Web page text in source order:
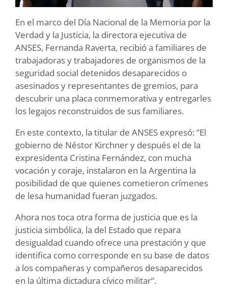
En el marco del Día Nacional de la Memoria por la
Verdad y la Justicia, la directora ejecutiva de
ANSES, Fernanda Raverta, recibió a familiares de
trabajadoras y trabajadores de organismos de la
seguridad social detenidos desaparecidos o
asesinados y representantes de gremios, para
descubrir una placa conmemorativa y entregarles
los legajos reconstruidos de sus familiares.
En este contexto, la titular de ANSES expresó: “El
gobierno de Néstor Kirchner y después el de la
expresidenta Cristina Fernández, con mucha
vocación y coraje, instalaron en la Argentina la
posibilidad de que quienes cometieron crímenes
de lesa humanidad fueran juzgados.
Ahora nos toca otra forma de justicia que es la
justicia simbólica, la del Estado que repara
desigualdad cuando ofrece una prestación y que
identifica como corresponde en su base de datos
a los compañeras y compañeros desaparecidos
en la última dictadura cívico militar”.